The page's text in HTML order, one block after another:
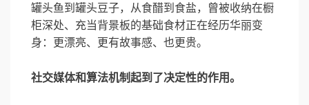
罐头鱼到罐头豆子，从食醋到食盐，曾被收纳在橱
柜深处、充当背景板的基础食材正在经历华丽变
身：更漂亮、更有故事感、也更贵。
社交媒体和算法机制起到了决定性的作用。